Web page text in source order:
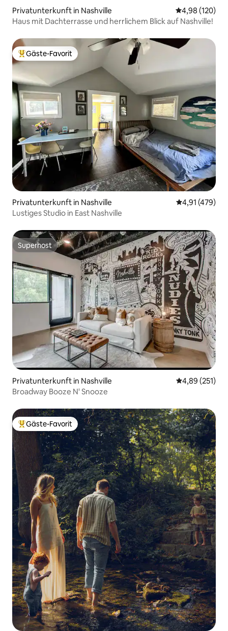
Privatunterkunft in Nashville
4,98 (120)
Haus mit Dachterrasse und herrlichem Blick auf Nashville!
Beliebter Gäste-Favorit.
Gäste-Favorit
Privatunterkunft in Nashville
4,91 (479)
Lustiges Studio in East Nashville
Superhost
Superhost
Privatunterkunft in Nashville
4,89 (251)
Broadway Booze N' Snooze
Beliebter Gäste-Favorit.
Gäste-Favorit